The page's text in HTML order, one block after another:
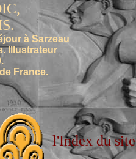
à Sarzeau
Illustrateur
France.
l'Index du site